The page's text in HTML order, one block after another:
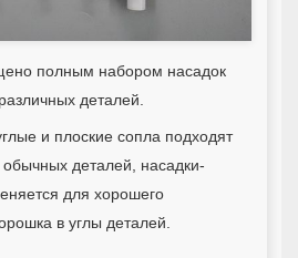
полным набором насадок
деталей.
и плоские сопла подходят
деталей, насадки-
для хорошего
в углы деталей.